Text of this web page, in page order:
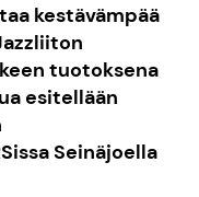
kestävämpää
tuotoksena
esitellään
Seinäjoella